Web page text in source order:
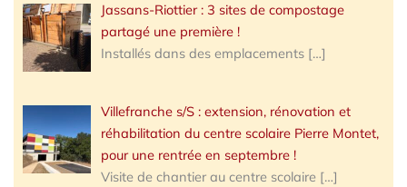
Jassans-Riottier : 3 sites de compostage
partagé une première !
Installés dans des emplacements […]
Villefranche s/S : extension, rénovation et
réhabilitation du centre scolaire Pierre Montet,
pour une rentrée en septembre !
Visite de chantier au centre scolaire […]